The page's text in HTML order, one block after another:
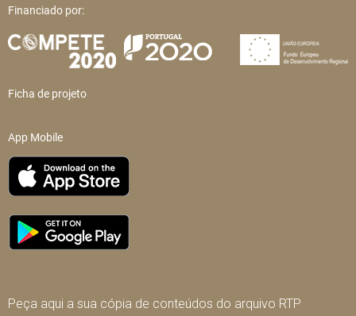
Financiado por:
Ficha de projeto
App Mobile
Peça aqui a sua cópia de conteúdos do arquivo RTP